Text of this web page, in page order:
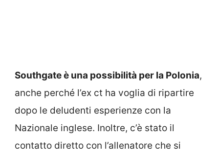
Southgate è una possibilità per la Polonia,
anche perché l’ex ct ha voglia di ripartire
dopo le deludenti esperienze con la
Nazionale inglese. Inoltre, c’è stato il
contatto diretto con l’allenatore che si